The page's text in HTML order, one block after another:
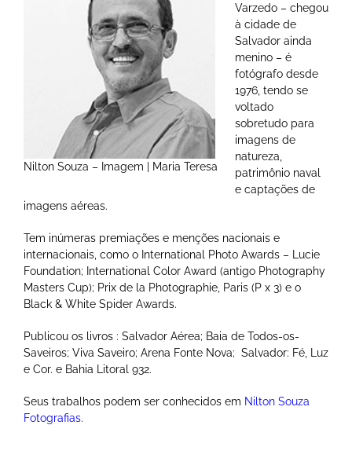
Nilton Souza – Imagem | Maria Teresa
Varzedo – chegou
à cidade de
Salvador ainda
menino – é
fotógrafo desde
1976, tendo se
voltado
sobretudo para
imagens de
natureza,
patrimônio naval
e captações de
imagens aéreas.
Tem inúmeras premiações e menções nacionais e
internacionais, como o International Photo Awards – Lucie
Foundation; International Color Award (antigo Photography
Masters Cup); Prix de la Photographie, Paris (P x 3) e o
Black & White Spider Awards.
Publicou os livros : Salvador Aérea; Baia de Todos-os-
Saveiros; Viva Saveiro; Arena Fonte Nova; Salvador: Fé, Luz
e Cor. e Bahia Litoral 932.
Seus trabalhos podem ser conhecidos em Nilton Souza
Fotografias.